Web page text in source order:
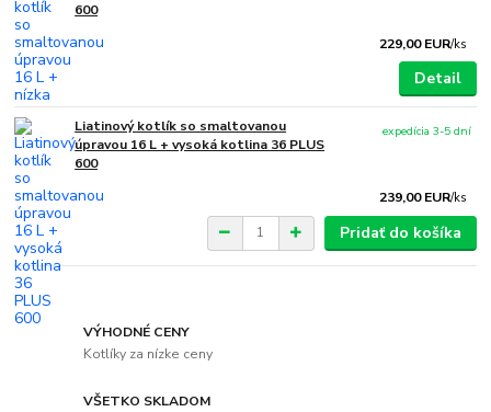
600
229,00 EUR/ks
Detail
Liatinový kotlík so smaltovanou
úpravou 16 L + vysoká kotlina 36 PLUS
600
239,00 EUR/ks
expedícia 3-5 dní
Pridať do košíka
VÝHODNÉ CENY
Kotlíky za nízke ceny
VŠETKO SKLADOM